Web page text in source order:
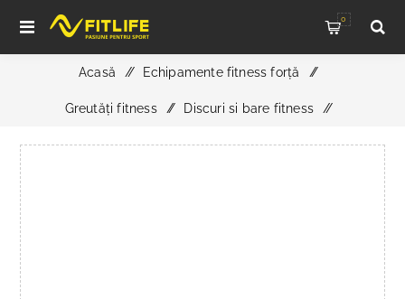
0
Acasă / Echipamente fitness forță /
Greutăți fitness / Discuri si bare fitness /
ATX® Full Rubber Bumper Plate - Color Design - 5 kg